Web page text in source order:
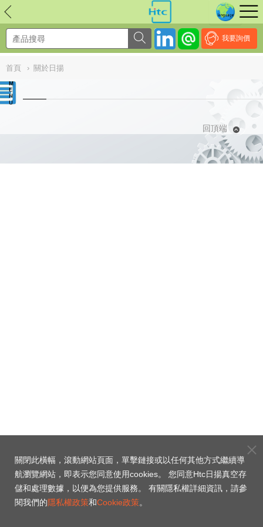
我要詢價
首頁 › 關於日揚
回頂端
NULL
關閉此橫幅，滾動網站頁面，單擊鏈接或以任何其他方式繼續導
航瀏覽網站，即表示您同意使用cookies。 您同意Htc日揚真空存
儲和處理數據，以便為您提供服務。 有關隱私權詳細資訊，請參
閱我們的隱私權政策和Cookie政策。